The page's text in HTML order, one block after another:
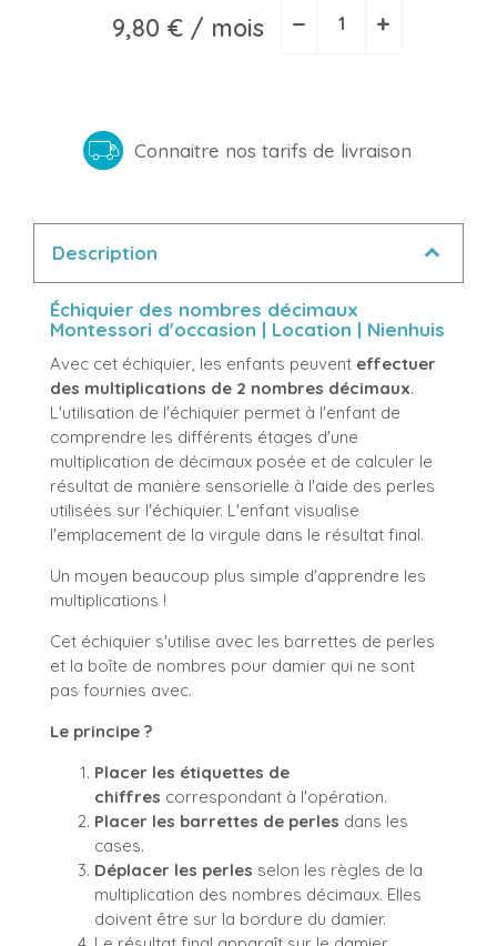
9,80 €/ mois − +
Connaitre nos tarifs de livraison
Description
Échiquier des nombres décimaux
Montessori d'occasion | Location | Nienhuis
Avec cet échiquier, les enfants peuvent effectuer
des multiplications de 2 nombres décimaux.
L'utilisation de l'échiquier permet à l'enfant de
comprendre les différents étages d'une
multiplication de décimaux posée et de calculer le
résultat de manière sensorielle à l'aide des perles
utilisées sur l'échiquier. L'enfant visualise
l'emplacement de la virgule dans le résultat final.
Un moyen beaucoup plus simple d'apprendre les
multiplications !
Cet échiquier s'utilise avec les barrettes de perles
et la boîte de nombres pour damier qui ne sont
pas fournies avec.
Le principe ?
Placer les étiquettes de
chiffres correspondant à l'opération.
Placer les barrettes de perles dans les
cases.
Déplacer les perles selon les règles de la
multiplication des nombres décimaux. Elles
doivent être sur la bordure du damier.